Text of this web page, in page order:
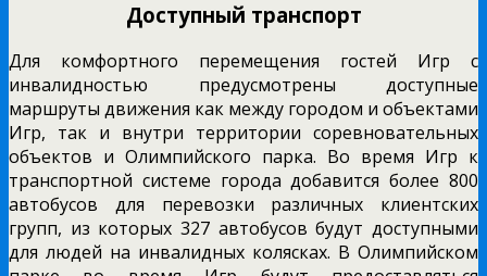
Доступный транспорт
Для комфортного перемещения гостей Игр с
инвалидностью предусмотрены доступные
маршруты движения как между городом и объектами
Игр, так и внутри территории соревновательных
объектов и Олимпийского парка. Во время Игр к
транспортной системе города добавится более 800
автобусов для перевозки различных клиентских
групп, из которых 327 автобусов будут доступными
для людей на инвалидных колясках. В Олимпийском